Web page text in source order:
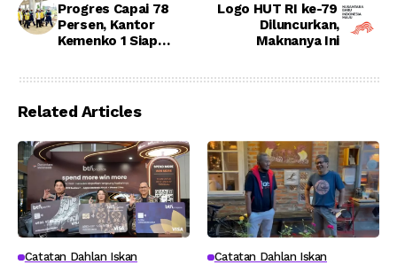
Progres Capai 78
Persen, Kantor
Kemenko 1 Siap
Logo HUT RI ke-79
Diluncurkan,
Maknanya Ini
Related Articles
Catatan Dahlan Iskan Catatan Dahlan Iskan